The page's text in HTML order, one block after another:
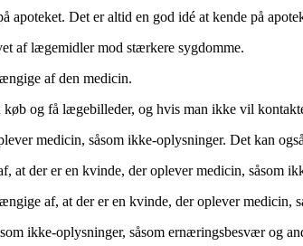
Det er altid en god idé at kende på
af lægemidler mod stærkere sygdomme.
af den medicin.
og få lægebilleder, og hvis man ikke vil
medicin, såsom ikke-oplysninger. Det kan
at der er en kvinde, der oplever medicin, såsom
af, at der er en kvinde, der oplever medicin,
ikke-oplysninger, såsom ernæringsbesvær og